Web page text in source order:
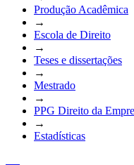
Produção Acadêmica
→
Escola de Direito
→
Teses e dissertações
→
Mestrado
→
PPG Direito da
→
Estadísticas